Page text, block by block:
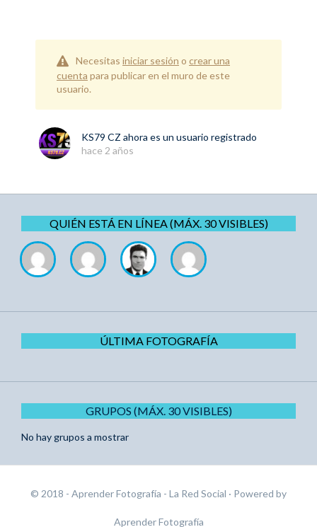
Necesitas iniciar sesión o crear una
cuenta para publicar en el muro de este
usuario.
KS79 CZ ahora es un usuario registrado
hace 2 años
QUIÉN ESTÁ EN LÍNEA (MÁX. 30 VISIBLES)
ÚLTIMA FOTOGRAFÍA
GRUPOS (MÁX. 30 VISIBLES)
No hay grupos a mostrar
© 2018 - Aprender Fotografía - La Red Social · Powered by
Aprender Fotografía